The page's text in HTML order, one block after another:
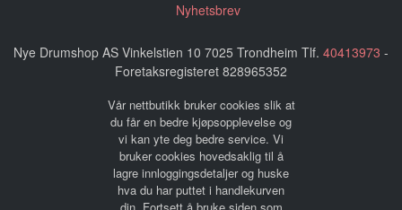
Nyhetsbrev
Nye Drumshop AS Vinkelstien 10 7025 Trondheim Tlf. 40413973 -
Foretaksregisteret 828965352
Vår nettbutikk bruker cookies slik at
du får en bedre kjøpsopplevelse og
vi kan yte deg bedre service. Vi
bruker cookies hovedsaklig til å
lagre innloggingsdetaljer og huske
hva du har puttet i handlekurven